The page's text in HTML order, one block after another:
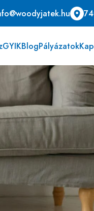
GYIKBlogPályázatok